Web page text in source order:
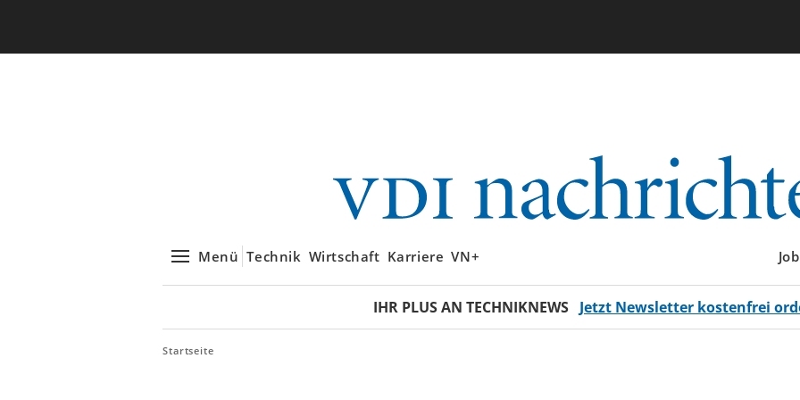
Menü Technik Wirtschaft Karriere VN+
IHR PLUS AN TECHNIKNEWS Jetzt Newsletter kostenfrei
Startseite